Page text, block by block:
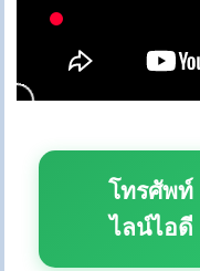
โทรศัพท์
ไลน์ไอดี